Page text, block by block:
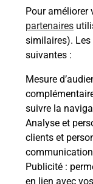
Pour améliorer
partenaires
similaires).
suivantes :
Mesure
suivre la
Analyse et
clients et
Publicité :
en lien avec
Malin !
La
en
Ouvert
En savoir